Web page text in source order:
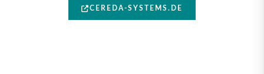
CEREDA-SYSTEMS.DE